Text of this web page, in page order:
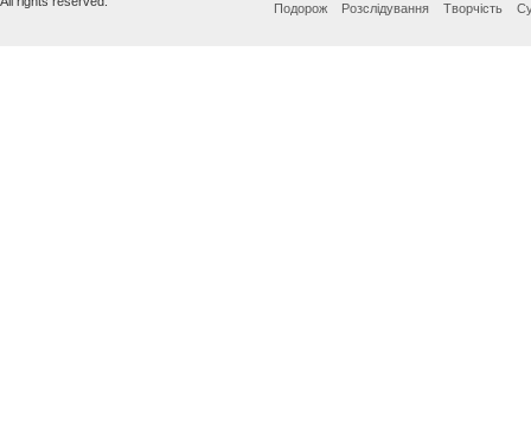
Подорож Розслідування Творчість